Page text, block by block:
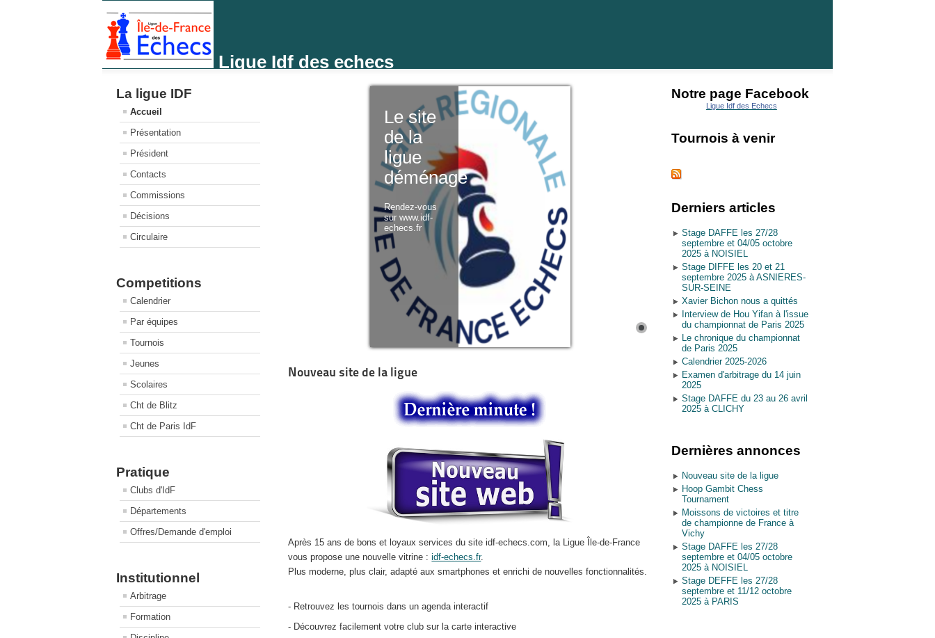
Ligue Idf des echecs
La ligue IDF
Accueil
Présentation
Président
Contacts
Commissions
Décisions
Circulaire
Competitions
Calendrier
Par équipes
Tournois
Jeunes
Scolaires
Cht de Blitz
Cht de Paris IdF
Pratique
Clubs d'IdF
Départements
Offres/Demande d'emploi
Institutionnel
Arbitrage
Formation
Le site
de la
ligue
déménage
Rendez-vous
sur www.idf-
echecs.fr
Nouveau site de la ligue
Après 15 ans de bons et loyaux services du site idf-echecs.com, la Ligue Île-de-France
vous propose une nouvelle vitrine :idf-echecs.fr.
Plus moderne, plus clair, adapté aux smartphones et enrichi de nouvelles fonctionnalités.
- Retrouvez les tournois dans un agenda interactif
- Découvrez facilement votre club sur la carte interactive
Notre page Facebook
Ligue Idf des Echecs
Tournois à venir
Derniers articles
Stage DAFFE les 27/28
septembre et 04/05 octobre
2025 à NOISIEL
Stage DIFFE les 20 et 21
septembre 2025 à ASNIERES-
SUR-SEINE
Xavier Bichon nous a quittés
Interview de Hou Yifan à l'issue
du championnat de Paris 2025
Le chronique du championnat
de Paris 2025
Calendrier 2025-2026
Examen d'arbitrage du 14 juin
2025
Stage DAFFE du 23 au 26 avril
2025 à CLICHY
Dernières annonces
Nouveau site de la ligue
Hoop Gambit Chess
Tournament
Moissons de victoires et titre
de championne de France à
Vichy
Stage DAFFE les 27/28
septembre et 04/05 octobre
2025 à NOISIEL
Stage DEFFE les 27/28
septembre et 11/12 octobre
2025 à PARIS